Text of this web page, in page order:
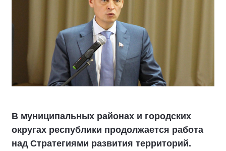
В муниципальных районах и городских
округах республики продолжается работа
над Стратегиями развития территорий.